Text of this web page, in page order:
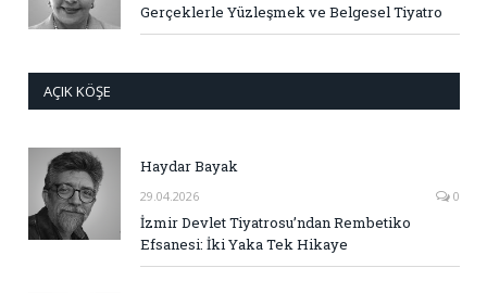
Gerçeklerle Yüzleşmek ve Belgesel Tiyatro
AÇIK KÖŞE
Haydar Bayak
29.04.2026 0
İzmir Devlet Tiyatrosu’ndan Rembetiko
Efsanesi: İki Yaka Tek Hikaye